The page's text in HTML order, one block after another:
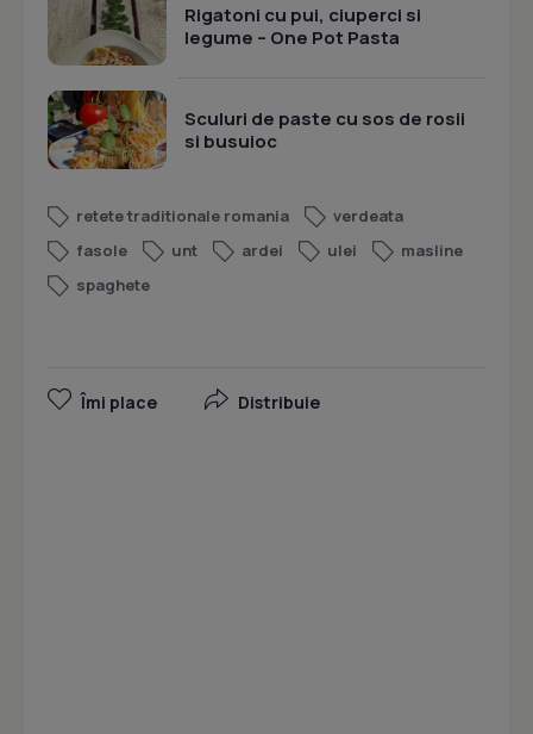
Rigatoni cu pui, ciuperci si
legume – One Pot Pasta
Sculuri de paste cu sos de rosii
si busuioc
retete traditionale romania
verdeata
fasole
unt ardei ulei
masline
spaghete
Îmi place Distribuie